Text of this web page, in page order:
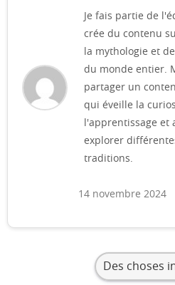
Je fais partie de
crée du contenu
la mythologie et
du monde entier.
partager un
qui éveille la
l'apprentissage et
explorer
traditions.
14 novembre 2024
Des choses